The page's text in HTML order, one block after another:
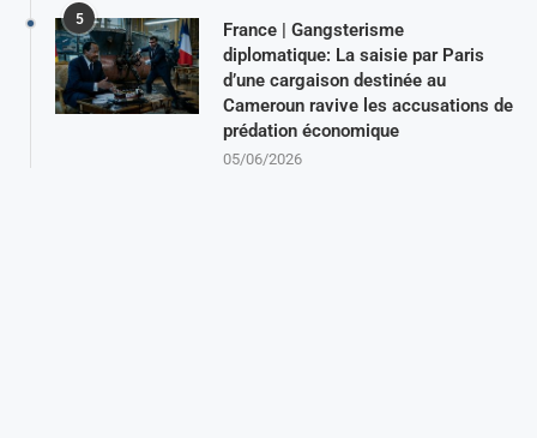
5
France | Gangsterisme
diplomatique: La saisie par Paris
d’une cargaison destinée au
Cameroun ravive les accusations de
prédation économique
05/06/2026